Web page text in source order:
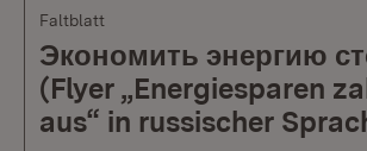
Faltblatt
Экономить энергию
(Flyer „Energiesparen
aus“ in russischer